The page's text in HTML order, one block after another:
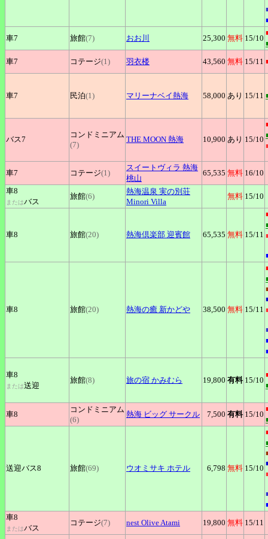
車7
旅館(7) おお川 25,300 無料 15/10
車7
コテージ(1) 羽衣楼 43,560 無料 15/11
車7 民泊(1) マリーナベイ熱海 58,000 あり 15/11
バス7
コンドミニアム
(7)
THE MOON 熱海 10,900 あり 15/10
車7 コテージ(1)
スイートヴィラ 熱海
桃山
65,535 無料 16/10
車8
またはバス
旅館(6)
熱海温泉 実の別荘
Minori Villa
無料 15/10
車8 旅館(20) 熱海倶楽部 迎賓館 65,535 無料 15/11
車8 旅館(20) 熱海の癒 新かどや 38,500 無料 15/11
車8
または送迎
旅館(8) 旅の宿 かみむら 19,800 有料 15/10
車8
コンドミニアム
(6)
熱海 ビッグ サークル 7,500 有料 15/10
送迎バス8 旅館(69) ウオミサキ ホテル 6,798 無料 15/10
車8
またはバス
コテージ(7) nest Olive Atami 19,800 無料 15/11